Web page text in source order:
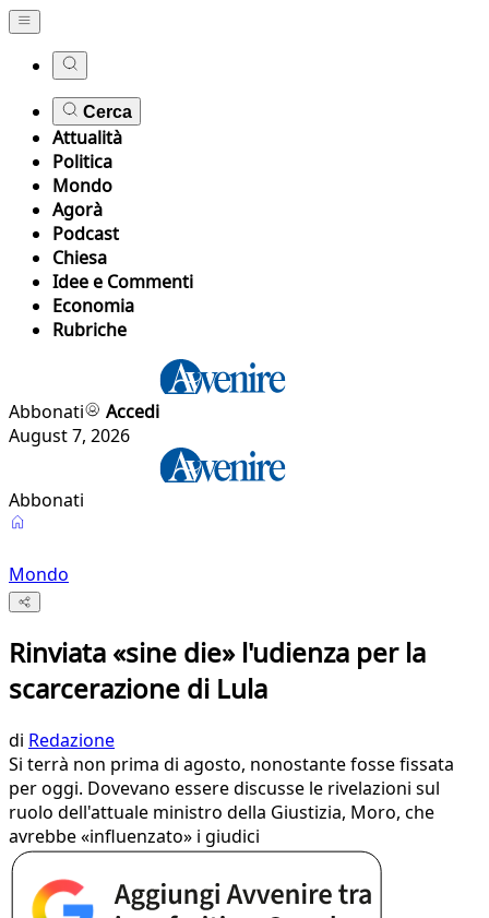
Cerca
Attualità
Politica
Mondo
Agorà
Podcast
Chiesa
Idee e Commenti
Economia
Rubriche
Abbonati
Accedi
August 7, 2026
Abbonati
Mondo
Rinviata «sine die» l'udienza per la
scarcerazione di Lula
di Redazione
Si terrà non prima di agosto, nonostante fosse fissata
per oggi. Dovevano essere discusse le rivelazioni sul
ruolo dell'attuale ministro della Giustizia, Moro, che
avrebbe «influenzato» i giudici